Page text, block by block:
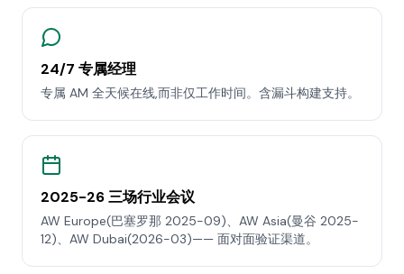
24/7 专属经理
专属 AM 全天候在线,而非仅工作时间。含漏斗构建支持。
2025-26 三场行业会议
AW Europe(巴塞罗那 2025-09)、AW Asia(曼谷 2025-
12)、AW Dubai(2026-03)—— 面对面验证渠道。